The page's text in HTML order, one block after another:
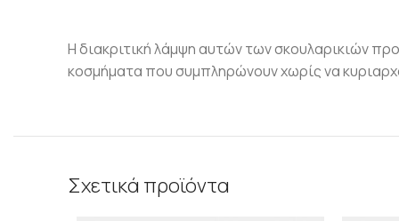
Η διακριτική λάμψη αυτών των σκουλαρικιών
κοσμήματα που συμπληρώνουν χωρίς να
Σχετικά προϊόντα